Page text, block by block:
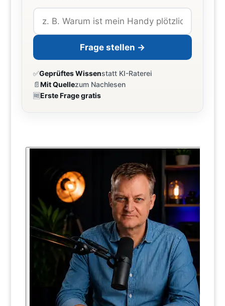
Frage stellen →
✅Geprüftes Wissenstatt KI-Raterei
📄Mit Quellezum Nachlesen
🆓Erste Frage gratis